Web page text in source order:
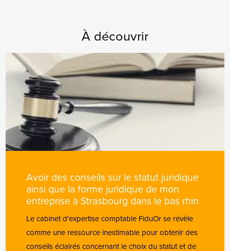
À découvrir
Avoir des conseils sur le statut juridique
ainsi que la forme juridique de mon
entreprise à Strasbourg dans le bas rhin
Le cabinet d'expertise comptable FiduOr se révèle
comme une ressource inestimable pour obtenir des
conseils éclairés concernant le choix du statut et de